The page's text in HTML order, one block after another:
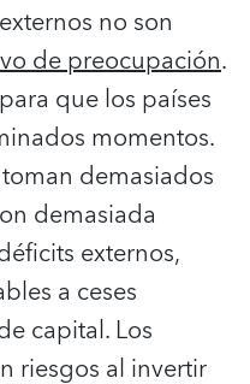
no son
de preocupación.
que los países
momentos.
demasiados
demasiada
externos,
a ceses
capital. Los
riesgos al invertir